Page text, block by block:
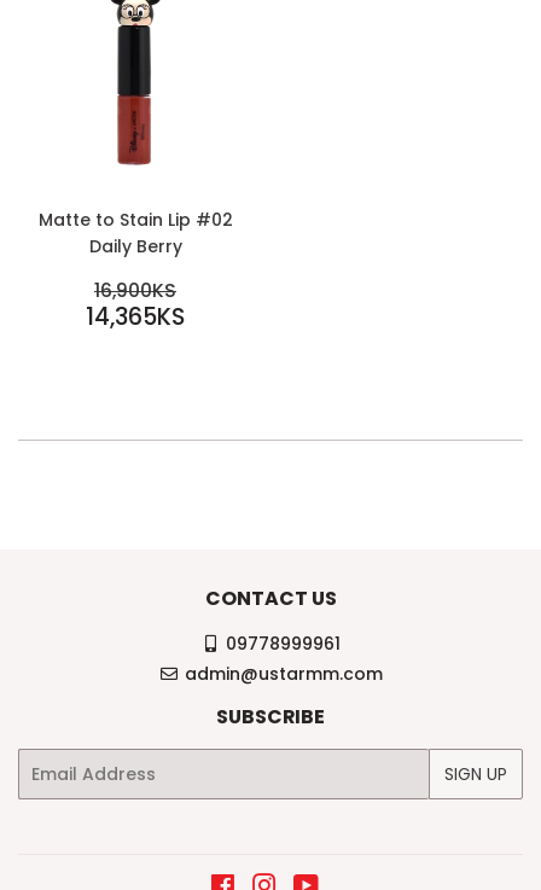
Matte to Stain Lip #02
Daily Berry
PRICE
REGULAR PRICE
16,900KS
16,900KS
14,365KS
CONTACT US
09778999961
admin@ustarmm.com
SUBSCRIBE
Email SIGN UP